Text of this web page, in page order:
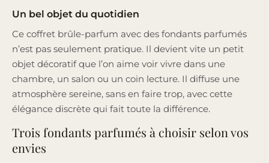
Un bel objet du quotidien
Ce coffret brûle-parfum avec des fondants parfumés
n’est pas seulement pratique. Il devient vite un petit
objet décoratif que l’on aime voir vivre dans une
chambre, un salon ou un coin lecture. Il diffuse une
atmosphère sereine, sans en faire trop, avec cette
élégance discrète qui fait toute la différence.
Trois fondants parfumés à choisir selon vos
envies